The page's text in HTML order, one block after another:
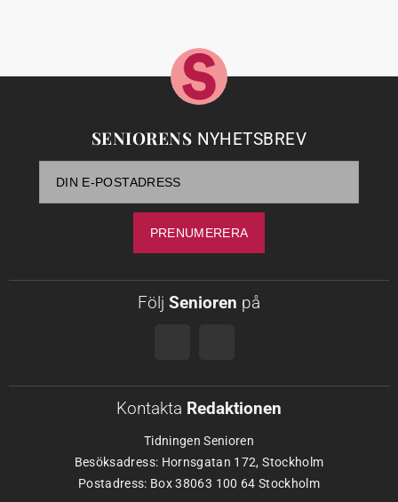
SENIORENS NYHETSBREV
Följ Senioren på
Kontakta Redaktionen
Tidningen Senioren
Besöksadress: Hornsgatan 172, Stockholm
Postadress: Box 38063 100 64 Stockholm